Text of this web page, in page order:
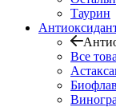
Таурин
Все